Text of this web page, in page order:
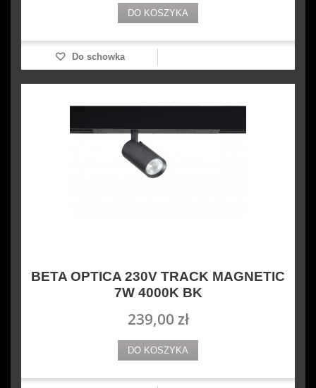
DO KOSZYKA
Do schowka
BETA OPTICA 230V TRACK MAGNETIC
7W 4000K BK
239,00 zł
DO KOSZYKA